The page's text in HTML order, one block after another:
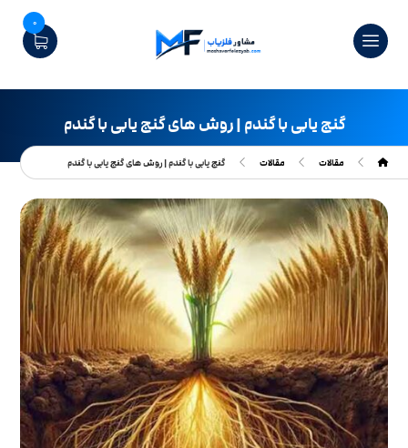
0
گنج یابی با گندم | روش های گنج‌ یابی با گندم
مقالات مقالات گنج یابی با گندم | روش های گنج‌ یابی با گندم